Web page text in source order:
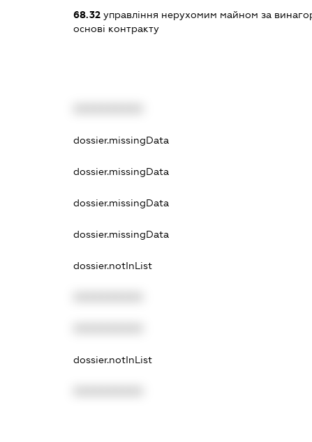
68.32 управління нерухомим майном за
основі контракту
dossier.missingData
dossier.missingData
dossier.missingData
dossier.missingData
dossier.notInList
dossier.notInList